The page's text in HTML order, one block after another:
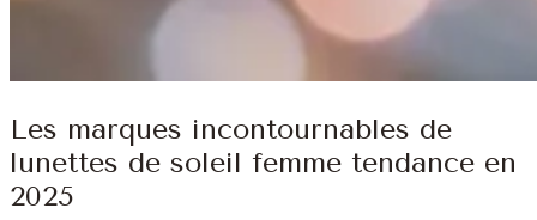
Les marques incontournables de
lunettes de soleil femme tendance en
2025